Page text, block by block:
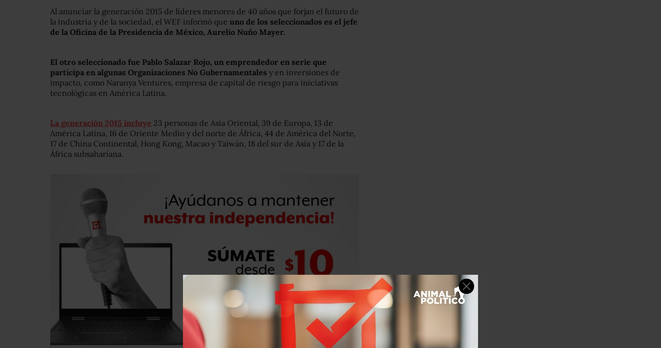
Al anunciar la generación 2015 de líderes menores de 40 años que forjan el futuro de
la industria y de la sociedad, el WEF informó que uno de los seleccionados es el jefe
de la Oficina de la Presidencia de México, Aurelio Nuño Mayer.
El otro seleccionado fue Pablo Salazar Rojo, un emprendedor en serie que
participa en algunas Organizaciones No Gubernamentales y en inversiones de
impacto, como Naranya Ventures, empresa de capital de riesgo para iniciativas
tecnológicas en América Latina.
La generación 2015 incluye 23 personas de Asia Oriental, 39 de Europa, 13 de
América Latina, 16 de Oriente Medio y del norte de África, 44 de América del Norte,
17 de China Continental, Hong Kong, Macao y Taiwán, 18 del sur de Asia y 17 de la
África subsahariana.